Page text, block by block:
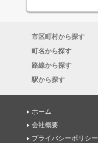
市区町村から探す
町名から探す
路線から探す
駅から探す
ホーム
会社概要
プライバシーポリシー